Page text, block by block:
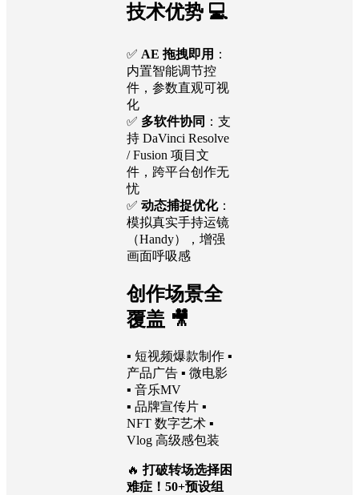
技术优势 💻
✅ AE 拖拽即用 ：
内置智能调节控
件，参数直观可视
化
✅ 多软件协同 ：支
持 DaVinci Resolve
/ Fusion 项目文
件，跨平台创作无
忧
✅ 动态捕捉优化：
模拟真实手持运镜
（Handy），增强
画面呼吸感
创作场景全
覆盖 🎥
▪ 短视频爆款制作 ▪
产品广告 ▪ 微电影
▪ 音乐MV
▪ 品牌宣传片 ▪
NFT 数字艺术 ▪
Vlog 高级感包装
🔥打破转场选择困
难症！50+预设组